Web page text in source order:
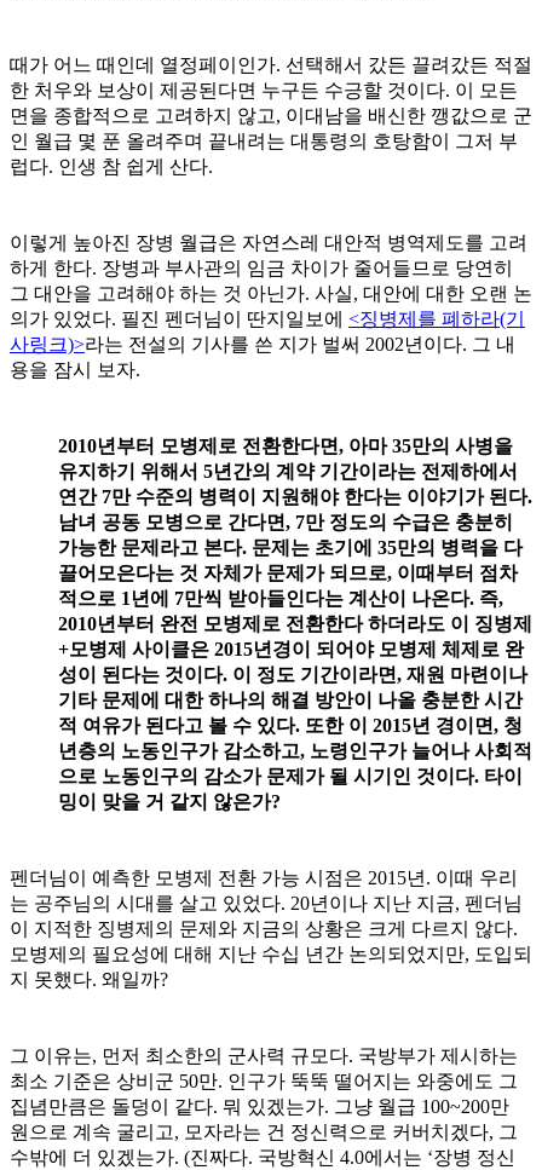
때가 어느 때인데 열정페이인가. 선택해서 갔든 끌려갔든 적절
한 처우와 보상이 제공된다면 누구든 수긍할 것이다. 이 모든
면을 종합적으로 고려하지 않고, 이대남을 배신한 깽값으로 군
인 월급 몇 푼 올려주며 끝내려는 대통령의 호탕함이 그저 부
럽다. 인생 참 쉽게 산다.
이렇게 높아진 장병 월급은 자연스레 대안적 병역제도를 고려
하게 한다. 장병과 부사관의 임금 차이가 줄어들므로 당연히
그 대안을 고려해야 하는 것 아닌가. 사실, 대안에 대한 오랜 논
의가 있었다. 필진 펜더님이 딴지일보에 <징병제를 폐하라(기
사링크)>라는 전설의 기사를 쓴 지가 벌써 2002년이다. 그 내
용을 잠시 보자.
2010년부터 모병제로 전환한다면, 아마 35만의 사병을
유지하기 위해서 5년간의 계약 기간이라는 전제하에서
연간 7만 수준의 병력이 지원해야 한다는 이야기가 된다.
남녀 공동 모병으로 간다면, 7만 정도의 수급은 충분히
가능한 문제라고 본다. 문제는 초기에 35만의 병력을 다
끌어모은다는 것 자체가 문제가 되므로, 이때부터 점차
적으로 1년에 7만씩 받아들인다는 계산이 나온다. 즉,
2010년부터 완전 모병제로 전환한다 하더라도 이 징병제
+모병제 사이클은 2015년경이 되어야 모병제 체제로 완
성이 된다는 것이다. 이 정도 기간이라면, 재원 마련이나
기타 문제에 대한 하나의 해결 방안이 나올 충분한 시간
적 여유가 된다고 볼 수 있다. 또한 이 2015년 경이면, 청
년층의 노동인구가 감소하고, 노령인구가 늘어나 사회적
으로 노동인구의 감소가 문제가 될 시기인 것이다. 타이
밍이 맞을 거 같지 않은가?
펜더님이 예측한 모병제 전환 가능 시점은 2015년. 이때 우리
는 공주님의 시대를 살고 있었다. 20년이나 지난 지금, 펜더님
이 지적한 징병제의 문제와 지금의 상황은 크게 다르지 않다.
모병제의 필요성에 대해 지난 수십 년간 논의되었지만, 도입되
지 못했다. 왜일까?
그 이유는, 먼저 최소한의 군사력 규모다. 국방부가 제시하는
최소 기준은 상비군 50만. 인구가 뚝뚝 떨어지는 와중에도 그
집념만큼은 돌덩이 같다. 뭐 있겠는가. 그냥 월급 100~200만
원으로 계속 굴리고, 모자라는 건 정신력으로 커버치겠다, 그
수밖에 더 있겠는가. (진짜다. 국방혁신 4.0에서는 ‘장병 정신